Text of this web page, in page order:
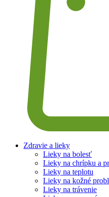
Zdravie a lieky
Lieky na bolesť
Lieky na chrípku a
Lieky na teplotu
Lieky na kožné
Lieky na trávenie